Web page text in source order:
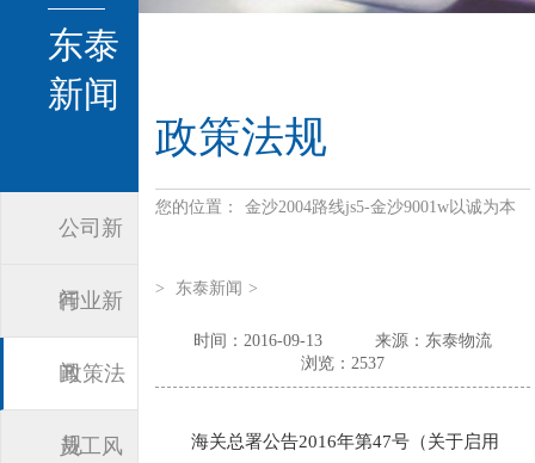
东泰
新闻
公司新
闻
行业新
闻
政策法
规
员工风
政策法规
您的位置： 金沙2004路线js5-金沙9001w以诚为本
> 东泰新闻 >
时间：2016-09-13
来源：东泰物流
浏览：2537
海关总署公告2016年第47号（关于启用